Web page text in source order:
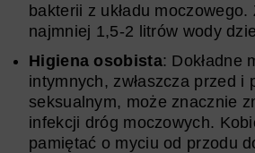
bakterii z układu
najmniej 1,5-2 litrów wody
Higiena osobista: Dokładne
intymnych, zwłaszcza przed i
seksualnym, może znacznie
infekcji dróg moczowych.
pamiętać o myciu od przodu